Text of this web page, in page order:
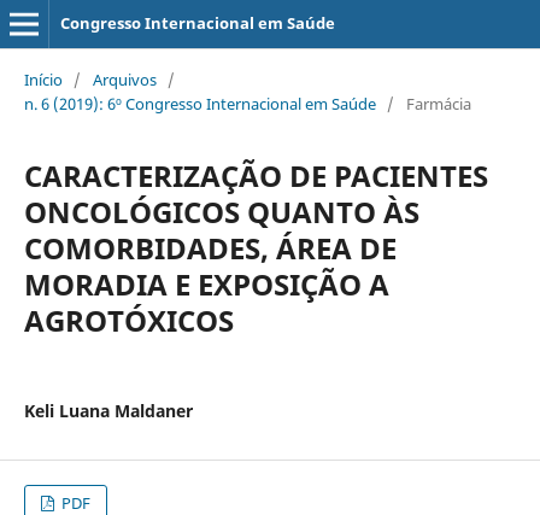
Congresso Internacional em Saúde
Início / Arquivos /
n. 6 (2019): 6º Congresso Internacional em Saúde / Farmácia
CARACTERIZAÇÃO DE PACIENTES
ONCOLÓGICOS QUANTO ÀS
COMORBIDADES, ÁREA DE
MORADIA E EXPOSIÇÃO A
AGROTÓXICOS
Keli Luana Maldaner
PDF